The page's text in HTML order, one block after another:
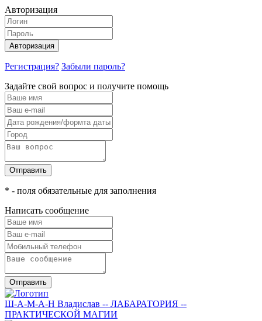
Авторизация
Авторизация
Регистрация? Забыли пароль?
Задайте свой вопрос и получите помощь
Отправить
* - поля обязательные для заполнения
Написать сообщение
Отправить
Ш-А-М-А-Н Владислав -- ЛАБАРАТОРИЯ --
ПРАКТИЧЕСКОЙ МАГИИ